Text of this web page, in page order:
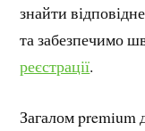
знайти
та забезпечимо
реєстрації.
Загалом premium